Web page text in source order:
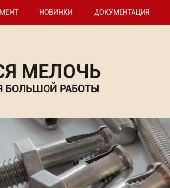
НОВИНКИ ДОКУМЕНТАЦИЯ
МЕЛОЧЬ
БОЛЬШОЙ РАБОТЫ